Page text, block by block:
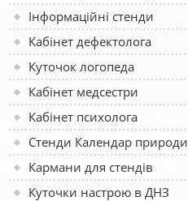
Інформаційні стенди
Кабінет дефектолога
Куточок логопеда
Кабінет медсестри
Кабінет психолога
Стенди Календар природи
Кармани для стендів
Куточки настрою в ДНЗ